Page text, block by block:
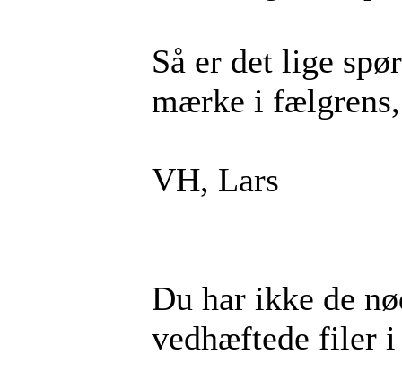
Så er det lige
mærke i
VH, Lars
Du har ikke de
vedhæftede filer